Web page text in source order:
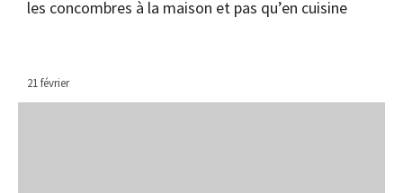
les concombres à la maison et pas qu’en cuisine
21 février